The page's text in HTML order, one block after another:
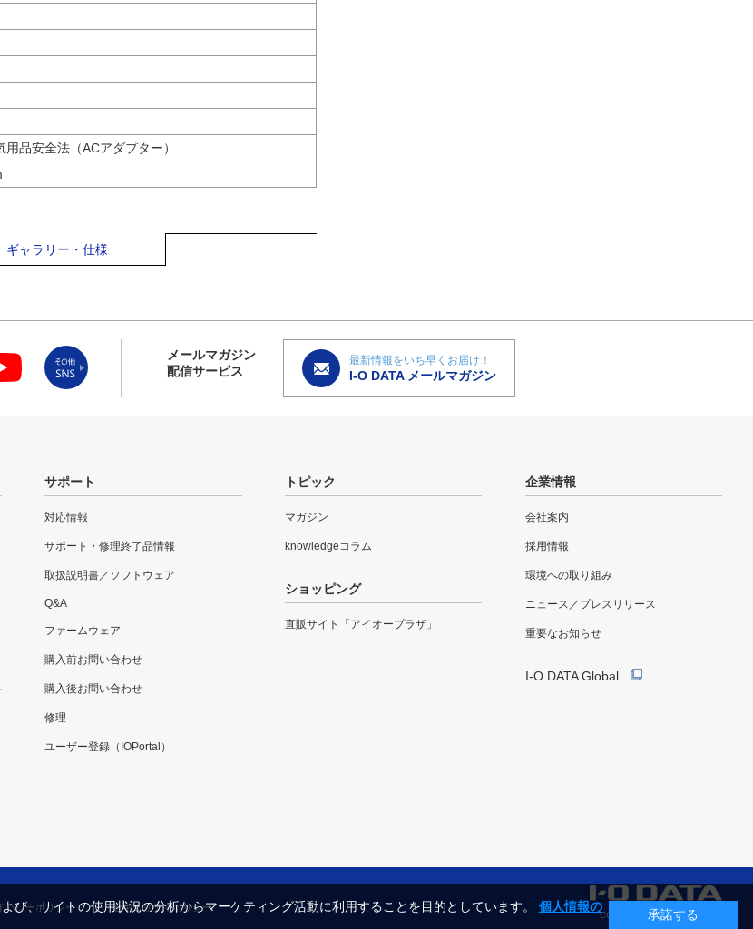
品安全法（ACアダプター）
ギャラリー・仕様
メールマガジン
配信サービス
最新情報をいち早くお届け！
I-O DATA メールマガジン
サポート
対応情報
サポート・修理終了品情報
取扱説明書／ソフトウェア
Q&A
ファームウェア
購入前お問い合わせ
購入後お問い合わせ
修理
ユーザー登録（IOPortal）
トピック
マガジン
knowledgeコラム
ショッピング
直販サイト「アイオープラザ」
企業情報
会社案内
採用情報
環境への取り組み
ニュース／プレスリリース
重要なお知らせ
I-O DATA Global
バシーポリシー セキュリティポリシー
COPYRIGHT©I-O DATA, INC.
、サイトの使用状況の分析からマーケティング活動に利用することを目的としています。
個人情報の
承諾する